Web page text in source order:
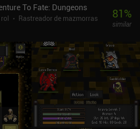
To Fate: Dungeons
Rastreador de mazmorras
81%
similar